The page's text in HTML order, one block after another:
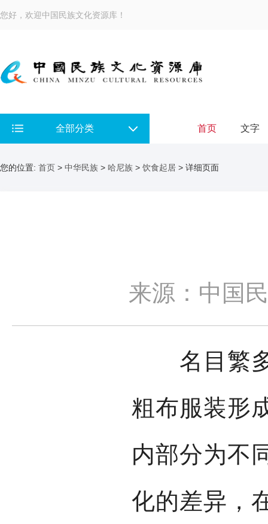
您好，欢迎中国民族文化资源库！
全部分类 首页 文字
您的位置: 首页 > 中华民族 > 哈尼族 > 饮食起居 > 详细页面
来源：中国
名目繁多
粗布服装形
内部分为不
化的差异，